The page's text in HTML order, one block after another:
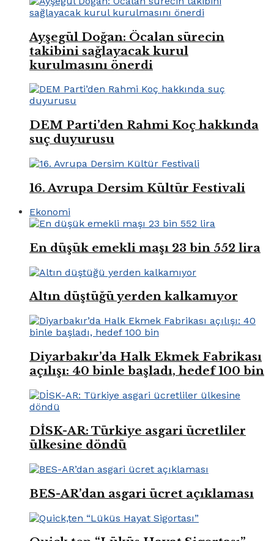
Ayşegül Doğan: Öcalan sürecin
takibini sağlayacak kurul
kurulmasını önerdi
DEM Parti’den Rahmi Koç hakkında
suç duyurusu
16. Avrupa Dersim Kültür Festivali
Ekonomi
En düşük emekli maşı 23 bin 552 lira
Altın düştüğü yerden kalkamıyor
Diyarbakır’da Halk Ekmek Fabrikası
açılışı: 40 binle başladı, hedef 100 bin
DİSK-AR: Türkiye asgari ücretliler
ülkesine döndü
BES-AR’dan asgari ücret açıklaması